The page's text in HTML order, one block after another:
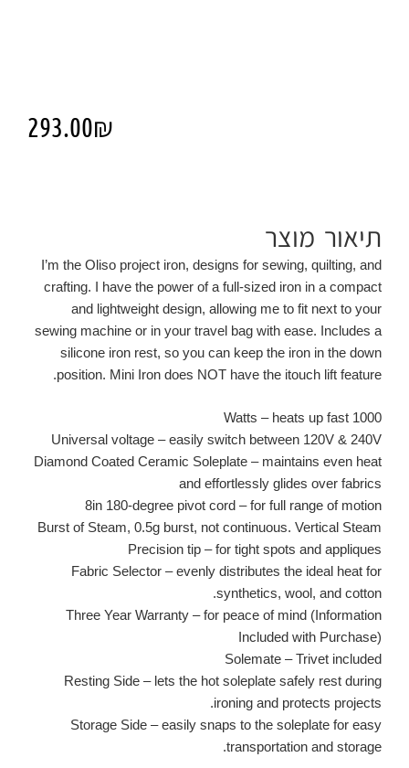
293.00₪
תיאור מוצר
I’m the Oliso project iron, designs for sewing, quilting, and
crafting. I have the power of a full-sized iron in a compact
and lightweight design, allowing me to fit next to your
sewing machine or in your travel bag with ease. Includes a
silicone iron rest, so you can keep the iron in the down
position. Mini Iron does NOT have the itouch lift feature.
1000 Watts – heats up fast
Universal voltage – easily switch between 120V & 240V
Diamond Coated Ceramic Soleplate – maintains even heat
and effortlessly glides over fabrics
8in 180-degree pivot cord – for full range of motion
Burst of Steam, 0.5g burst, not continuous. Vertical Steam
Precision tip – for tight spots and appliques
Fabric Selector – evenly distributes the ideal heat for
synthetics, wool, and cotton.
Three Year Warranty – for peace of mind (Information
Included with Purchase)
Solemate – Trivet included
Resting Side – lets the hot soleplate safely rest during
ironing and protects projects.
Storage Side – easily snaps to the soleplate for easy
transportation and storage.